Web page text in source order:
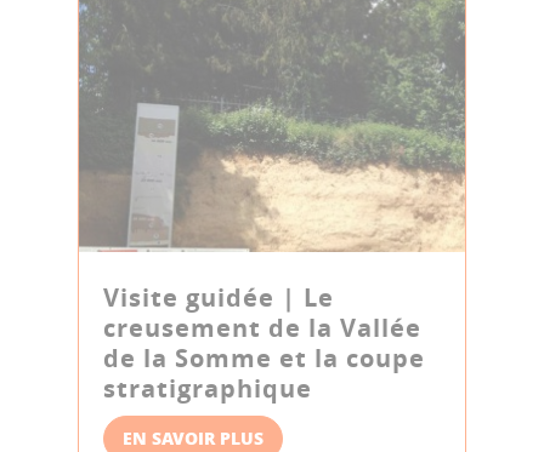
Visite guidée | Le
creusement de la Vallée
de la Somme et la coupe
stratigraphique
EN SAVOIR PLUS